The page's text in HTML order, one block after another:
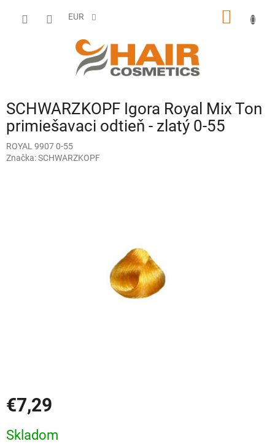
EUR
SCHWARZKOPF Igora Royal Mix Ton
primiešavaci odtieň - zlatý 0-55
ROYAL 9907 0-55
Značka:SCHWARZKOPF
€7,29
cena:
Skladom